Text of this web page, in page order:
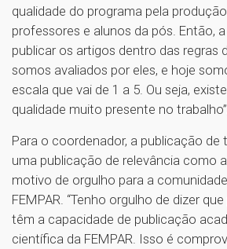
qualidade do programa pela
professores e alunos da pós. Então,
publicar os artigos dentro das regras
somos avaliados por eles, e hoje
escala que vai de 1 a 5. Ou seja,
qualidade muito presente no
Para o coordenador, a publicação de
uma publicação de relevância como
motivo de orgulho para a
FEMPAR. “Tenho orgulho de dizer
têm a capacidade de publicação
científica da FEMPAR. Isso é